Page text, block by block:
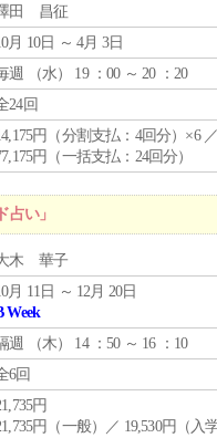
田 昌征
月 10日 ～ 4月 3日
週 （水） 19 ：00 ～ 20 ：20
24回
円（分割支払：4回分）×6
円（一括支払：24回分）
占い」
木 華子
月 11日 ～ 12月 20日
Week
週 （木） 14 ：50 ～ 16 ：10
6回
円
円（一般）／ 19,530円（入